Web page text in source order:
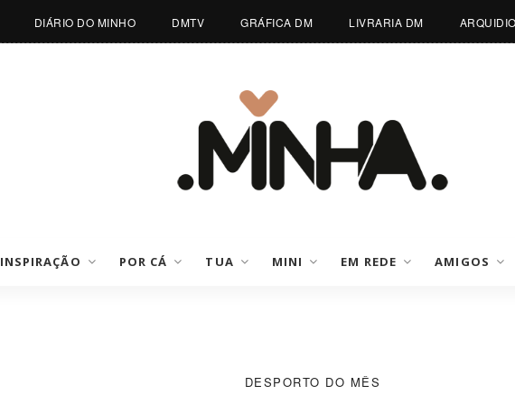
DIÁRIO DO MINHO DMTV GRÁFICA DM LIVRARIA DM
INSPIRAÇÃO POR CÁ TUA MINI EM REDE AMIGOS
DESPORTO DO MÊS